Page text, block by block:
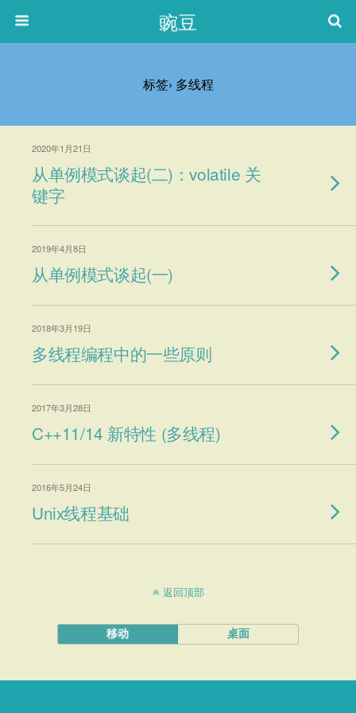
豌豆
标签› 多线程
2020年1月21日
从单例模式谈起(二)：volatile 关
键字
2019年4月8日
从单例模式谈起(一)
2018年3月19日
多线程编程中的一些原则
2017年3月28日
C++11/14 新特性 (多线程)
2016年5月24日
Unix线程基础
返回顶部
移动 桌面